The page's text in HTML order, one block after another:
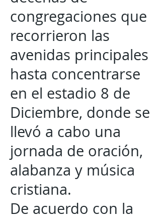
congregaciones que
recorrieron las
avenidas principales
hasta concentrarse
en el estadio 8 de
Diciembre, donde se
llevó a cabo una
jornada de oración,
alabanza y música
cristiana.
De acuerdo con la